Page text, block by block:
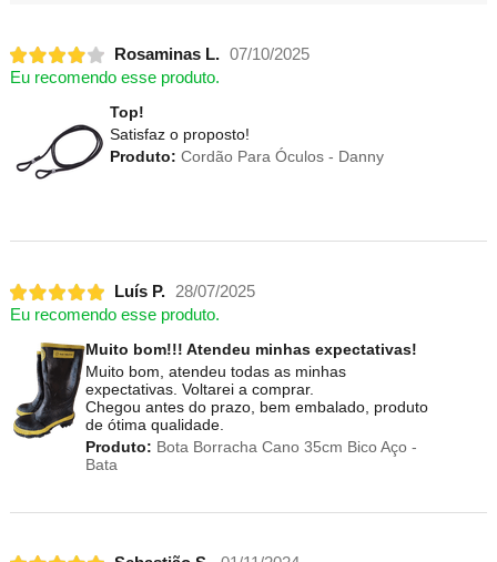
Rosaminas L. 07/10/2025
Eu recomendo esse produto.
Top!
Satisfaz o proposto!
Produto: Cordão Para Óculos - Danny
Luís P. 28/07/2025
Eu recomendo esse produto.
Muito bom!!! Atendeu minhas expectativas!
Muito bom, atendeu todas as minhas
expectativas. Voltarei a comprar.
Chegou antes do prazo, bem embalado, produto
de ótima qualidade.
Produto: Bota Borracha Cano 35cm Bico Aço -
Bata